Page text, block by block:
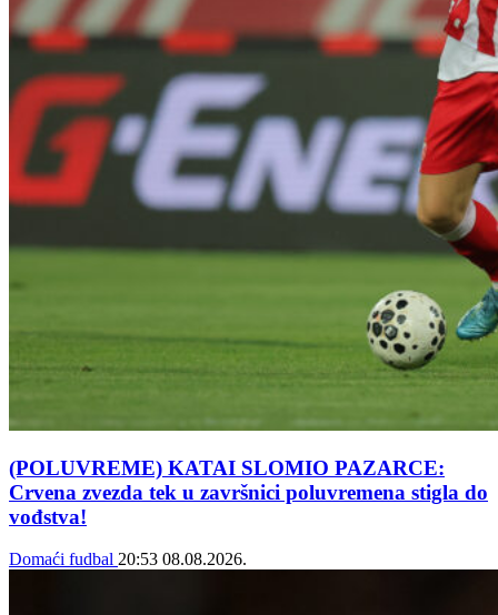
(POLUVREME) KATAI SLOMIO PAZARCE:
Crvena zvezda tek u završnici poluvremena stigla do
vođstva!
Domaći fudbal 20:53 08.08.2026.